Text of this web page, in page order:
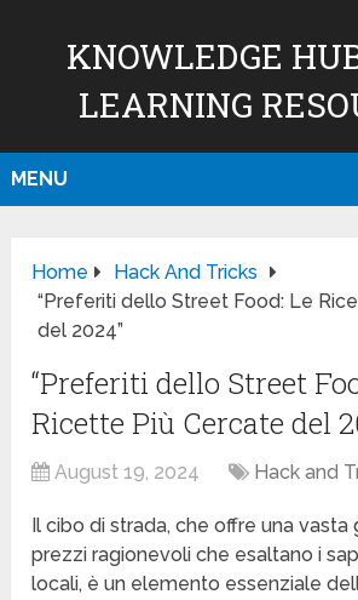
KNOWLEDGE
LEARNING
MENU
Home
Hack And Tricks
“Preferiti dello Street Food: Le
del 2024”
“Preferiti dello Street
Ricette Più Cercate del
August 19, 2024 Hack and
Il cibo di strada, che offre una
prezzi ragionevoli che esaltano i
locali, è un elemento essenziale